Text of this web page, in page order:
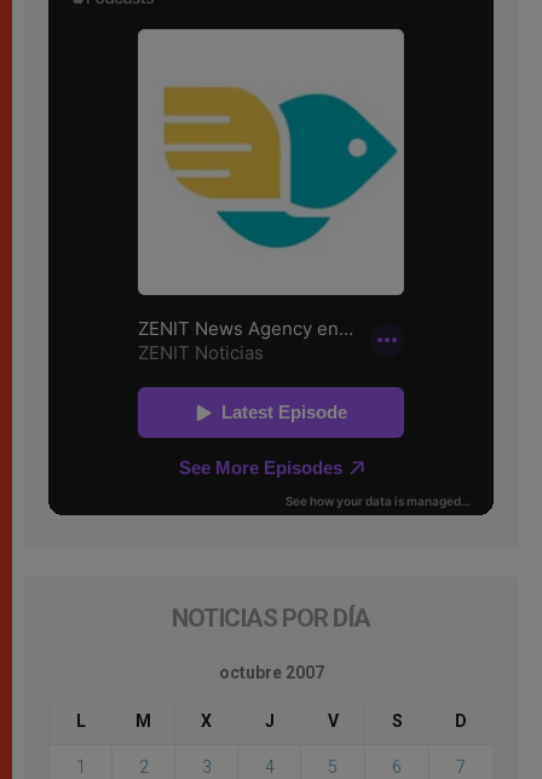
NOTICIAS POR DÍA
octubre 2007
L M X J V S D
1 2 3 4 5 6 7